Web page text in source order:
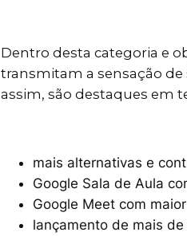
Dentro desta categoria e
transmitam a sensação de
assim, são destaques em
mais alternativas e
Google Sala de Aula
Google Meet com
lançamento de mais